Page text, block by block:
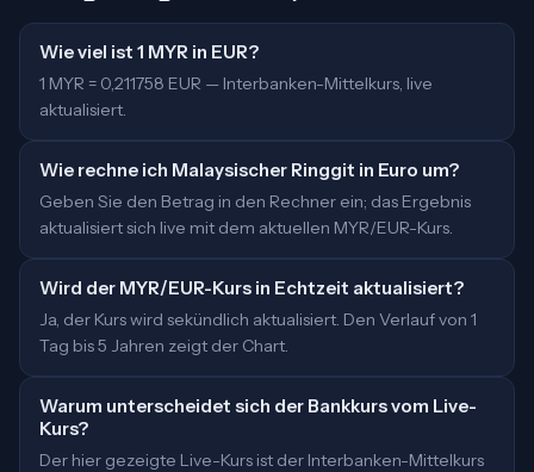
Wie viel ist 1 MYR in EUR?
1 MYR = 0,211758 EUR — Interbanken-Mittelkurs, live
aktualisiert.
Wie rechne ich Malaysischer Ringgit in Euro um?
Geben Sie den Betrag in den Rechner ein; das Ergebnis
aktualisiert sich live mit dem aktuellen MYR/EUR-Kurs.
Wird der MYR/EUR-Kurs in Echtzeit aktualisiert?
Ja, der Kurs wird sekündlich aktualisiert. Den Verlauf von 1
Tag bis 5 Jahren zeigt der Chart.
Warum unterscheidet sich der Bankkurs vom Live-
Kurs?
Der hier gezeigte Live-Kurs ist der Interbanken-Mittelkurs